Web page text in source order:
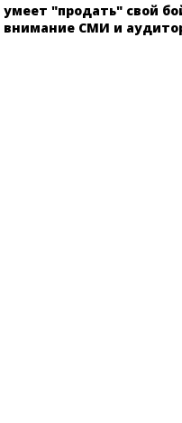
"продать" свой
внимание СМИ и